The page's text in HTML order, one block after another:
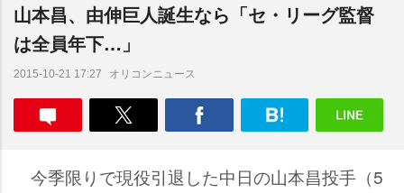
山本昌、由伸巨人誕生なら「セ・リーグ監督
は全員年下…」
2015-10-21 17:27 オリコンニュース
今季限りで現役引退した中日の山本昌投手（5